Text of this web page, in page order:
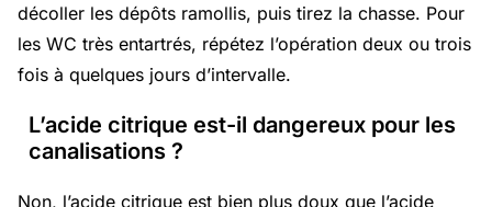
décoller les dépôts ramollis, puis tirez la chasse. Pour
les WC très entartrés, répétez l’opération deux ou trois
fois à quelques jours d’intervalle.
L’acide citrique est-il dangereux pour les
canalisations ?
Non, l’acide citrique est bien plus doux que l’acide